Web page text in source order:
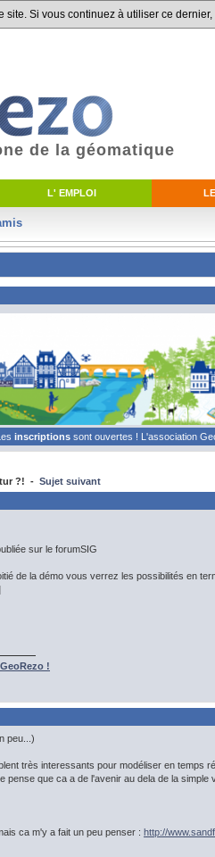
Si vous continuez à utiliser ce
L' EMPLOI
de la géomatique
inscriptions sont ouvertes ! L'association
?! - Sujet suivant
sur le forumSIG
de la démo vous verrez les possibilités en
!
peu...)
très interessants pour modéliser en temps
pense que ca a de l'avenir au dela de la simple
ca m'y a fait un peu penser : http://